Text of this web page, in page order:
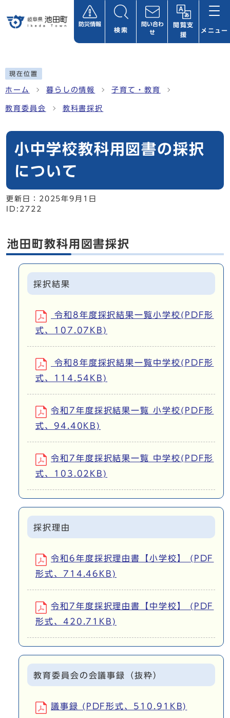
防災情報
検索
問い合わ
せ
閲覧支
援
メニュー
現在位置
ホーム 暮らしの情報 子育て・教育
教育委員会 教科書採択
小中学校教科用図書の採択
について
更新日： 2025年9月1日
ID:2722
池田町教科用図書採択
採択結果
令和8年度採択結果一覧小学校(PDF形
式、107.07KB)
令和8年度採択結果一覧中学校(PDF形
式、114.54KB)
令和7年度採択結果一覧 小学校(PDF形
式、94.40KB)
令和7年度採択結果一覧 中学校(PDF形
式、103.02KB)
採択理由
令和6年度採択理由書【小学校】 (PDF
形式、714.46KB)
令和7年度採択理由書【中学校】 (PDF
形式、420.71KB)
教育委員会の会議事録（抜粋）
議事録 (PDF形式、510.91KB)